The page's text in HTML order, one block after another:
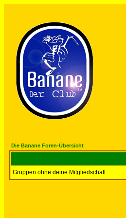
Die Banane Foren-Übersicht
Gruppen ohne deine Mitgliedschaft